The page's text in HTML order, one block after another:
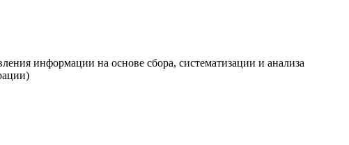
информации на основе сбора, систематизации и анализа